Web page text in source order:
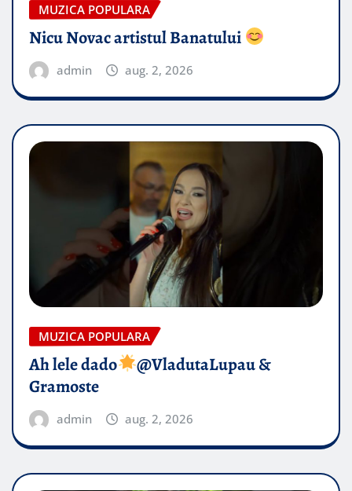
MUZICA POPULARA
Nicu Novac artistul Banatului
admin aug. 2, 2026
MUZICA POPULARA
Ah lele dado​
@VladutaLupau &
Gramoste
admin aug. 2, 2026